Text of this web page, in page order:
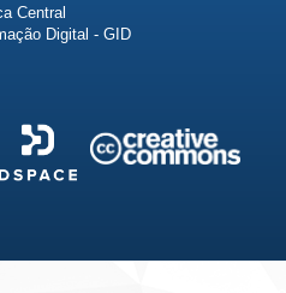
Central
Digital - GID